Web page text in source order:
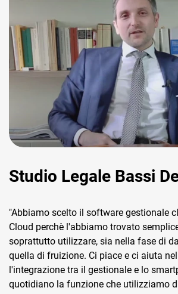
Studio Legale Bassi
"Abbiamo scelto il software gestionale
Cloud perchè l'abbiamo trovato
soprattutto utilizzare, sia nella fase di
quella di fruizione. Ci piace e ci aiuta
l'integrazione tra il gestionale e lo
quotidiano la funzione che utilizziamo